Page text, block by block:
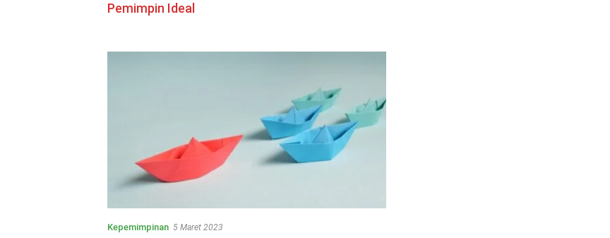
Pemimpin Ideal
Kepemimpinan 5 Maret 2023